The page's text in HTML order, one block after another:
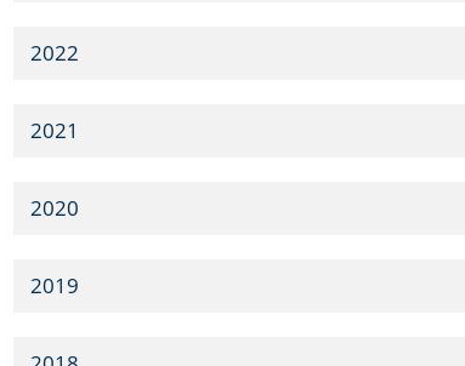
2022
2021
2020
2019